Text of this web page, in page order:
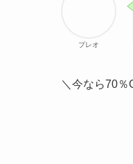
プレオ
＼今なら70％